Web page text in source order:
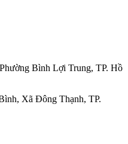
Bình Lợi Trung, TP. Hồ
Xã Đông Thạnh, TP.